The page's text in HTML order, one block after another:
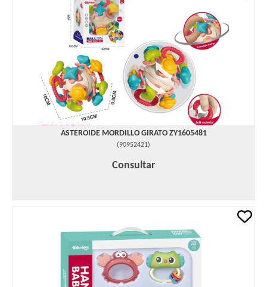
ASTEROIDE MORDILLO GIRATO ZY1605481
(90952421)
Consultar